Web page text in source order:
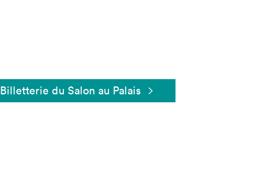
Billetterie du Salon au Palais